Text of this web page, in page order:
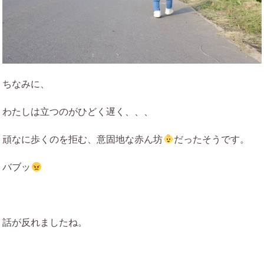
ちなみに、
わたしは立つのがひどく遅く、、、
頑なに歩くのを拒む、意固地な赤ん坊 だったそうです。
バブッ
話が反れましたね。